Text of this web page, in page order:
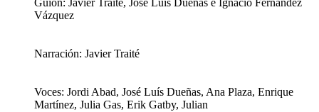
Guion: Javier Traité, José Luis Dueñas e Ignacio Fernández
Vázquez
Narración: Javier Traité
Voces: Jordi Abad, José Luís Dueñas, Ana Plaza, Enrique
Martínez, Julia Gas, Erik Gatby, Julian